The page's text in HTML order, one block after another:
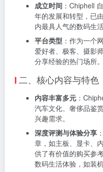
成立时间 ：Chiphell
年的发展和转型，已
内最具人气的数码生
平台类型 ：作为一个
爱好者、极客、摄影
分享经验的热门场所。
二、核心内容与特色
内容丰富多元 ：
汽车文化、奢侈品鉴
兴趣需求。
深度评测与体验分享
章，如主板、显卡、
供了有价值的购买参
数码生活体验，如装